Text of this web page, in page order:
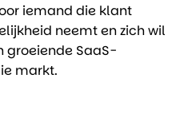
iemand die klant
neemt en zich wil
groeiende SaaS-
markt.